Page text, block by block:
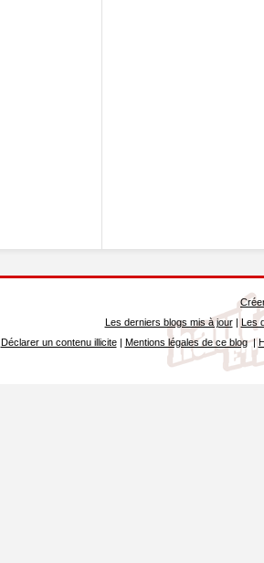
Les derniers blogs mis à jour| Les
Déclarer un contenu illicite| Mentions légales de ce blog|